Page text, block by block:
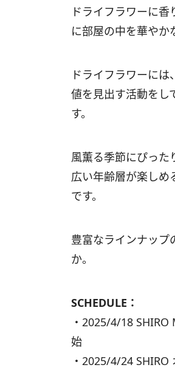
ドライフラワーに
に部屋の中を華やか
ドライフラワーに
値を見出す活動をし
す。
風薫る季節にぴった
広い年齢層が楽しめ
です。
豊富なラインナップ
か。
SCHEDULE：
・2025/4/18
始
・2025/4/24